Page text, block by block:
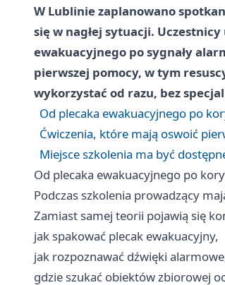
W Lublinie zaplanowano
się w nagłej sytuacji.
ewakuacyjnego po sygnały
pierwszej pomocy, w tym
wykorzystać od razu, bez
Od plecaka ewakuacyjnego po
Ćwiczenia, które mają oswoić
Miejsce szkolenia ma być
Od plecaka ewakuacyjnego po
Podczas szkolenia prowadzący
Zamiast samej teorii pojawią się
jak spakować plecak ewakuacyjny,
jak rozpoznawać dźwięki
gdzie szukać obiektów zbiorowej